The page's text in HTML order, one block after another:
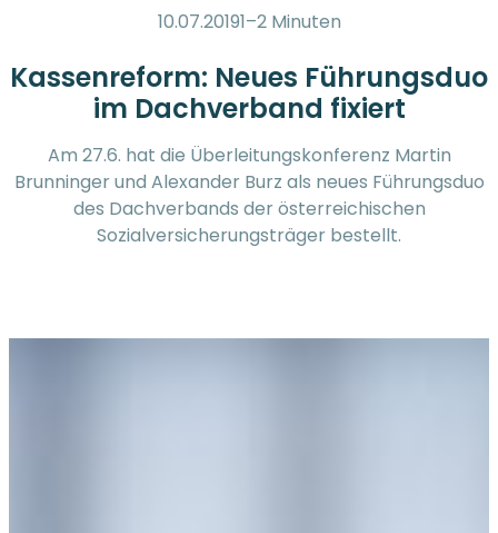
10.07.20191–2 Minuten
Kassenreform: Neues Führungsduo
im Dachverband fixiert
Am 27.6. hat die Überleitungskonferenz Martin
Brunninger und Alexander Burz als neues Führungsduo
des Dachverbands der österreichischen
Sozialversicherungsträger bestellt.